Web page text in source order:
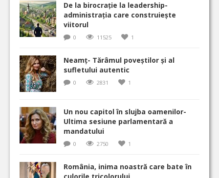
De la birocrație la leadership-
administrația care construiește
viitorul
0 11525 1
Neamț- Tărâmul poveștilor și al
sufletului autentic
0 2831 1
Un nou capitol în slujba oamenilor-
Ultima sesiune parlamentară a
mandatului
0 2750 1
România, inima noastră care bate în